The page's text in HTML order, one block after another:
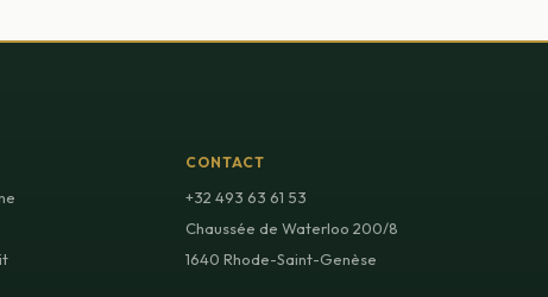
CONTACT
+32 493 63 61 53
Chaussée de Waterloo 200/8
1640 Rhode-Saint-Genèse